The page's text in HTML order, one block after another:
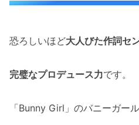
恐ろしいほど大人びた作詞セ
完璧なプロデュース力です。
「Bunny Girl」のバニーガー